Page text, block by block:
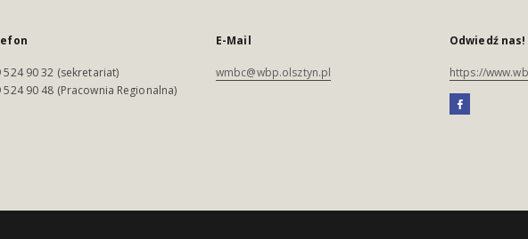
524 90 32 (sekretariat)
524 90 48 (Pracownia Regionalna)
E-Mail
wmbc@wbp.olsztyn.pl
Odwiedź nas!
https://